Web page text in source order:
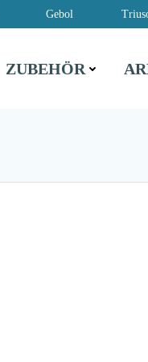
Gebol
ZUBEHÖR